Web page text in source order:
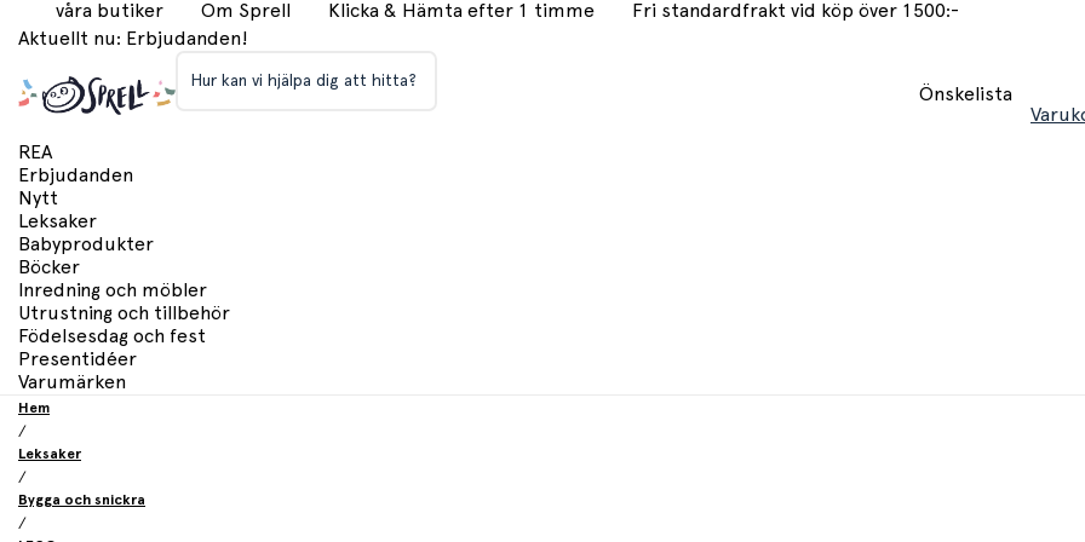
våra butiker Om Sprell Klicka & Hämta efter 1 timme
Fri standardfrakt vid köp över 1500:-
Aktuellt nu: Erbjudanden!
Hur kan vi hjälpa dig att hitta?
Önskelista
REA
Erbjudanden
Nytt
Leksaker
Babyprodukter
Böcker
Inredning och möbler
Utrustning och tillbehör
Födelsesdag och fest
Presentidéer
Varumärken
Hem
/
Leksaker
/
Bygga och snickra
/